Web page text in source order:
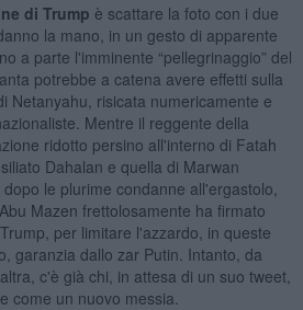
di Trump è scattare la foto con i due
la mano, in un gesto di apparente
a parte l'imminente “pellegrinaggio” del
potrebbe a catena avere effetti sulla
Netanyahu, risicata numericamente e
Mentre il reggente della
ridotto persino all'interno di Fatah
Dahalan e quella di Marwan
le plurime condanne all'ergastolo,
Mazen frettolosamente ha firmato
per limitare l'azzardo, in queste
garanzia dallo zar Putin. Intanto, da
c'è già chi, in attesa di un suo tweet,
come un nuovo messia.